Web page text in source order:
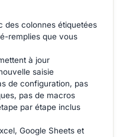
des colonnes étiquetées
remplies que vous
à jour
saisie
de configuration, pas
pas de macros
par étape inclus
Google Sheets et